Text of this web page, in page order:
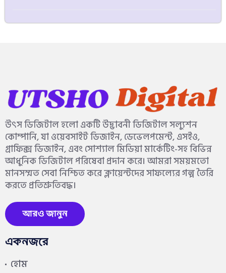
উৎস ডিজিটাল হলো একটি উদ্ভাবনী ডিজিটাল সল্যুশন
কোম্পানি, যা ওয়েবসাইট ডিজাইন, ডেভেলপমেন্ট, এসইও,
গ্রাফিক্স ডিজাইন, এবং সোশ্যাল মিডিয়া মার্কেটিং-সহ বিভিন্ন
আধুনিক ডিজিটাল পরিষেবা প্রদান করে। আমরা সময়মতো
মানসম্মত সেবা নিশ্চিত করে ক্লায়েন্টদের সাফল্যের গল্প তৈরি
করতে প্রতিশ্রুতিবদ্ধ।
আরও জানুন
একনজরে
হোম